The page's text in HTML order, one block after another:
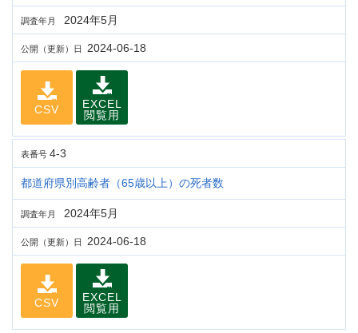
調査年月 2024年5月
公開（更新）日 2024-06-18
CSV
EXCEL
閲覧用
表番号 4-3
都道府県別高齢者（65歳以上）の死者数
調査年月 2024年5月
公開（更新）日 2024-06-18
CSV
EXCEL
閲覧用